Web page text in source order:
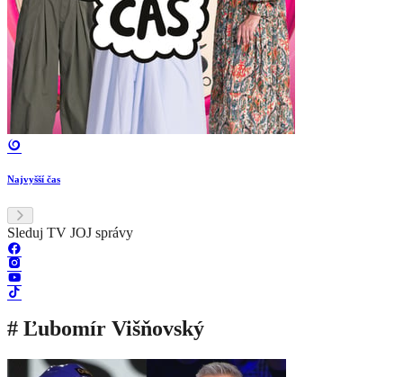
Najvyšší čas
Sleduj TV JOJ správy
# Ľubomír Višňovský